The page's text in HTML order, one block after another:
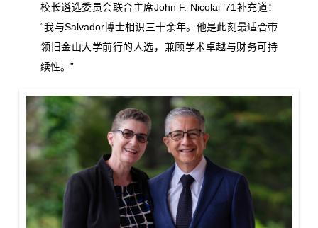
校长遴选委员会联合主席John F. Nicolai ’71补充道：
“我与Salvador博士相识三十余年。他是此刻最适合带
领旧金山大学前行的人选，兼顾学术卓越与财务可持
续性。”